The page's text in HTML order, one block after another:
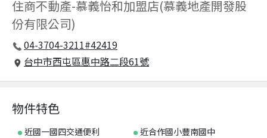
住商不動產-慕義怡和加盟店(慕義地產開發股
份有限公司)
04-3704-3211#42419
台中市西屯區惠中路二段61號
物件特色
近國一國四交通便利
近合作國小豐南國中